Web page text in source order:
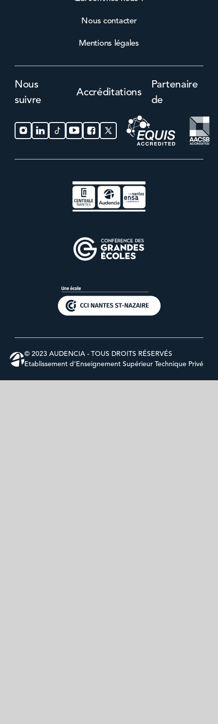
Nous contacter
Mentions légales
Nous
suivre
Accréditations
Partenaire
de
© 2023 AUDENCIA - TOUS DROITS RÉSERVÉS
Etablissement d’Enseignement Supérieur Technique Privé